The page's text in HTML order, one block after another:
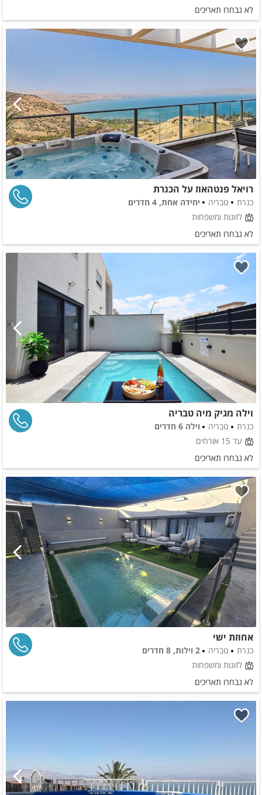
לא נבחרו תאריכים
רויאל פנטהאוז על הכנרת
כנרת טבריה
יחידה אחת, 4 חדרים
לזוגות ומשפחות
לא נבחרו תאריכים
וילה מגיק מיה טבריה
כנרת טבריה
וילה 6 חדרים
עד 15 אורחים
לא נבחרו תאריכים
אחוזת ישי
כנרת טבריה
2 וילות, 8 חדרים
לזוגות ומשפחות
לא נבחרו תאריכים